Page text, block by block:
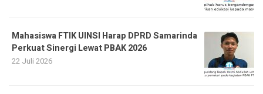
Mahasiswa FTIK UINSI Harap DPRD Samarinda
Perkuat Sinergi Lewat PBAK 2026
22 Juli 2026